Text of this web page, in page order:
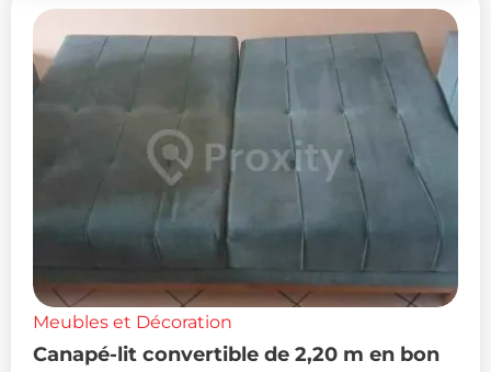
Meubles et Décoration
Canapé-lit convertible de 2,20 m en bon